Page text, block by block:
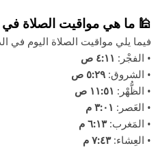
🕌 ما هي مواقيت الصلاة في
فيما يلي مواقيت الصلاة اليوم في
• الفجْر: ٤:١١ ص
• الشروق: ٥:٢٩ ص
• الظُّهْر: ١١:٥١ ص
• العَصر: ٣:٠١ م
• المَغرب:٦:١٣ م
• العِشاء:٧:٤٣ م